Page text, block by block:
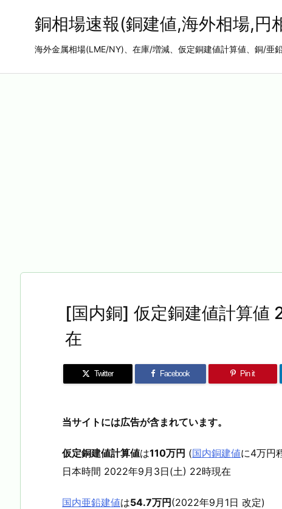
銅相場速報(銅建値,海外相場,円
海外金属相場(LME/NY)、在庫/増減、仮定銅建値計算値、銅/亜
[国内銅] 仮定銅建値計算
在
Twitter Facebook Pin it
当サイトには広告が含まれています。
仮定銅建値計算値は110万円 (国内銅建値に4万円
日本時間 2022年9月3日(土) 22時現在
国内亜鉛建値は54.7万円(2022年9月1日 改定)